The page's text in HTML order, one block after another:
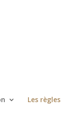
Les règles